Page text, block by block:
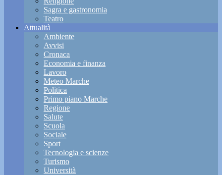
Sagra e gastronomia
Teatro
Attualità
Ambiente
Avvisi
Cronaca
Economia e finanza
Lavoro
Meteo Marche
Politica
Primo piano Marche
Regione
Salute
Scuola
Sociale
Sport
Tecnologia e scienze
Turismo
Università